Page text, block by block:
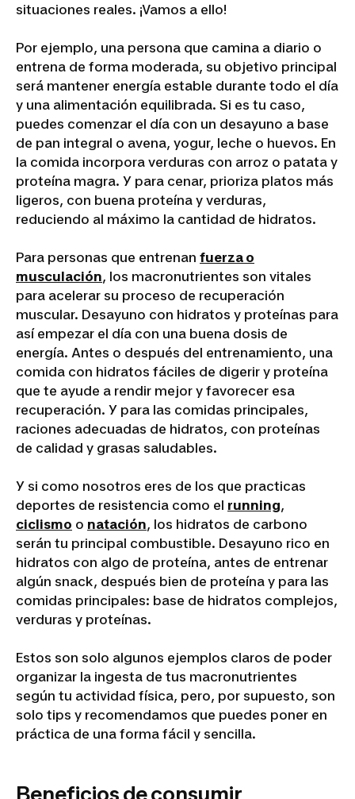
situaciones reales. ¡Vamos a ello!
Por ejemplo, una persona que camina a diario o
entrena de forma moderada, su objetivo principal
será mantener energía estable durante todo el día
y una alimentación equilibrada. Si es tu caso,
puedes comenzar el día con un desayuno a base
de pan integral o avena, yogur, leche o huevos. En
la comida incorpora verduras con arroz o patata y
proteína magra. Y para cenar, prioriza platos más
ligeros, con buena proteína y verduras,
reduciendo al máximo la cantidad de hidratos.
Para personas que entrenan fuerza o
musculación, los macronutrientes son vitales
para acelerar su proceso de recuperación
muscular. Desayuno con hidratos y proteínas para
así empezar el día con una buena dosis de
energía. Antes o después del entrenamiento, una
comida con hidratos fáciles de digerir y proteína
que te ayude a rendir mejor y favorecer esa
recuperación. Y para las comidas principales,
raciones adecuadas de hidratos, con proteínas
de calidad y grasas saludables.
Y si como nosotros eres de los que practicas
deportes de resistencia como el running,
ciclismo o natación, los hidratos de carbono
serán tu principal combustible. Desayuno rico en
hidratos con algo de proteína, antes de entrenar
algún snack, después bien de proteína y para las
comidas principales: base de hidratos complejos,
verduras y proteínas.
Estos son solo algunos ejemplos claros de poder
organizar la ingesta de tus macronutrientes
según tu actividad física, pero, por supuesto, son
solo tips y recomendamos que puedes poner en
práctica de una forma fácil y sencilla.
Beneficios de consumir